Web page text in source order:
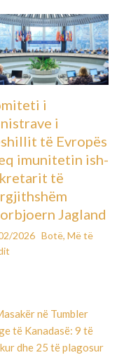
i
i
të Evropës
imunitetin ish-
të
Jagland
2026 Botë, Më të